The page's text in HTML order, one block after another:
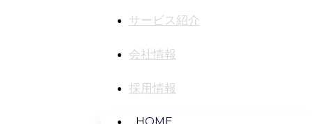
サービス紹介
会社情報
採用情報